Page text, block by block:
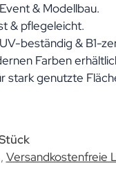
& Modellbau.
& pflegeleicht.
beständig & B1-
Farben
stark genutzte
Versandkostenfreie